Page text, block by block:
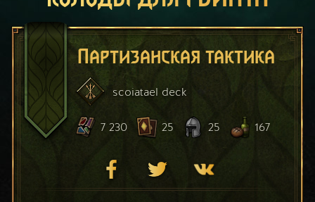
Партизанская тактика
scoiatael deck
7 230 25 25 167